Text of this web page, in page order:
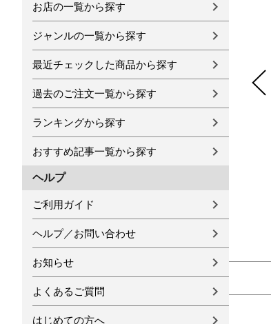
お店の一覧から探す
ジャンルの一覧から探す
最近チェックした商品から探す
過去のご注文一覧から探す
ランキングから探す
おすすめ記事一覧から探す
ヘルプ
ご利用ガイド
ヘルプ／お問い合わせ
お知らせ
よくあるご質問
はじめての方へ